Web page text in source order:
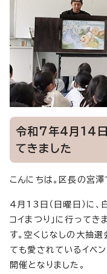
令和7年4月14日
てきました
こんにちは。区長の宮澤
4月13日（日曜日）に
コイまつり」に行って
す。空くじなしの大抽
ても愛されているイベ
開催となりました。